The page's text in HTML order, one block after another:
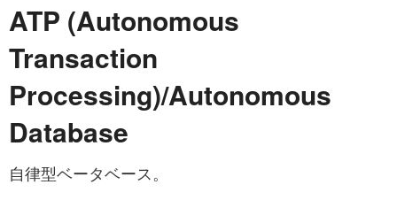
ATP (Autonomous
Transaction
Processing)/Autonomous
Database
自律型ベータベース。